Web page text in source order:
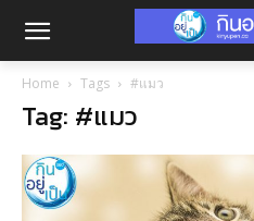
Home Tags #แมว
Tag: #แมว